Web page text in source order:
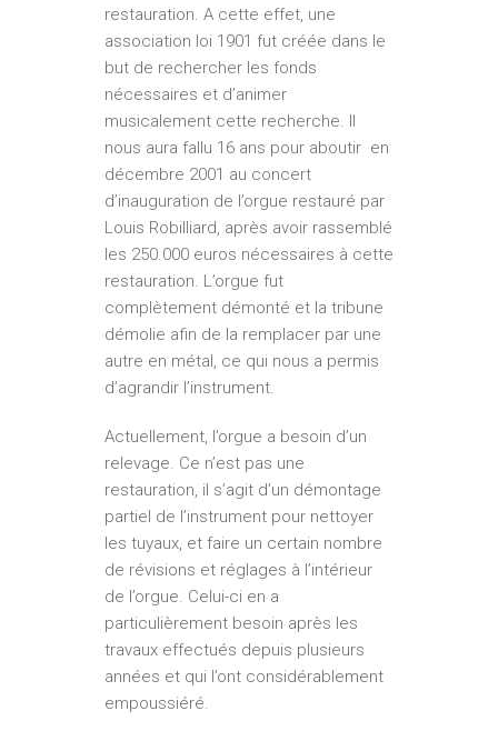
restauration. A cette effet, une
association loi 1901 fut créée dans le
but de rechercher les fonds
nécessaires et d’animer
musicalement cette recherche. Il
nous aura fallu 16 ans pour aboutir ­ en
décembre 2001 au concert
d’inauguration de l’orgue restauré par
Louis Robilliard, après avoir rassemblé
les 250.000 euros nécessaires à cette
restauration. L’orgue fut
complètement démonté et la tribune
démolie afin de la remplacer par une
autre en métal, ce qui nous a permis
d’agrandir l’instrument.
Actuellement, l’orgue a besoin d’un
relevage. Ce n’est pas une
restauration, il s’agit d’un démontage
partiel de l’instrument pour nettoyer
les tuyaux, et faire un certain nombre
de révisions et réglages à l’intérieur
de l’orgue. Celui­-ci en a
particulièrement besoin après les
travaux effectués depuis plusieurs
années et qui l’ont considérablement
empoussiéré.